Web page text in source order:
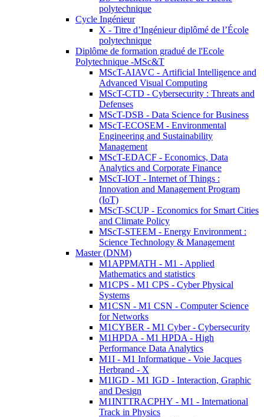
polytechnique
Cycle Ingénieur
X - Titre d’Ingénieur diplômé de l’École
polytechnique
Diplôme de formation gradué de l'Ecole
Polytechnique -MSc&T
MScT-AIAVC - Artificial Intelligence and
Advanced Visual Computing
MScT-CTD - Cybersecurity : Threats and
Defenses
MScT-DSB - Data Science for Business
MScT-ECOSEM - Environmental
Engineering and Sustainability
Management
MScT-EDACF - Economics, Data
Analytics and Corporate Finance
MScT-IOT - Internet of Things :
Innovation and Management Program
(IoT)
MScT-SCUP - Economics for Smart Cities
and Climate Policy
MScT-STEEM - Energy Environment :
Science Technology & Management
Master (DNM)
M1APPMATH - M1 - Applied
Mathematics and statistics
M1CPS - M1 CPS - Cyber Physical
Systems
M1CSN - M1 CSN - Computer Science
for Networks
M1CYBER - M1 Cyber - Cybersecurity
M1HPDA - M1 HPDA - High
Performance Data Analytics
M1I - M1 Informatique - Voie Jacques
Herbrand - X
M1IGD - M1 IGD - Interaction, Graphic
and Design
M1INTTRACPHY - M1 - International
Track in Physics